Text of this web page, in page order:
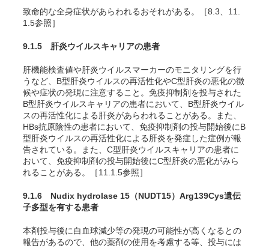
致命的な全身症状があらわれるおそれがある。［8.3、11.
1.5参照］
9.1.5 肝炎ウイルスキャリアの患者
肝機能検査値や肝炎ウイルスマーカーのモニタリングを行
うなど、B型肝炎ウイルスの再活性化やC型肝炎の悪化の徴
候や症状の発現に注意すること。免疫抑制剤を投与された
B型肝炎ウイルスキャリアの患者において、B型肝炎ウイル
スの再活性化による肝炎があらわれることがある。また、
HBs抗原陰性の患者において、免疫抑制剤の投与開始後にB
型肝炎ウイルスの再活性化による肝炎を発症した症例が報
告されている。また、C型肝炎ウイルスキャリアの患者に
おいて、免疫抑制剤の投与開始後にC型肝炎の悪化がみら
れることがある。［11.1.5参照］
9.1.6 Nudix hydrolase 15（NUDT15）Arg139Cys遺伝
子多型を有する患者
本剤投与後に白血球減少等の発現の可能性が高くなるとの
報告があるので、他の薬剤の使用を考慮する等、投与には